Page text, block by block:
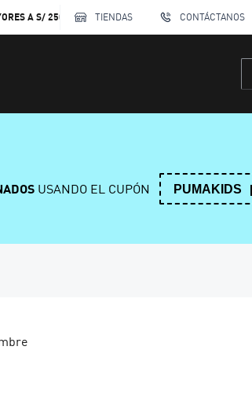
A S/ 250 TIENDAS CONTÁCTANOS
USANDO EL CUPÓN PUMAKIDS